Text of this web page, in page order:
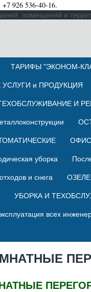
926 536-40-16.
помещений и
ТАРИФЫ "ЭКОНОМ-
УСЛУГИ и ПРОДУКЦИЯ
И
уборка
и снега
УБОРКА И
всех